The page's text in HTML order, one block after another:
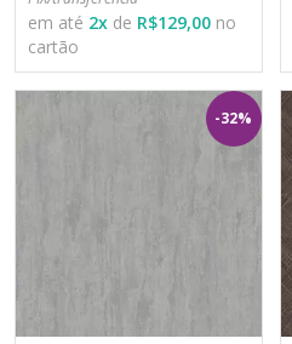
em até 2x de R$129,00 no
cartão
-32%